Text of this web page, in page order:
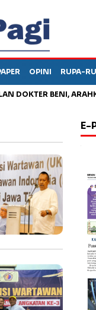
OPINI RUPA-
BENI, ARAHKAN
E-